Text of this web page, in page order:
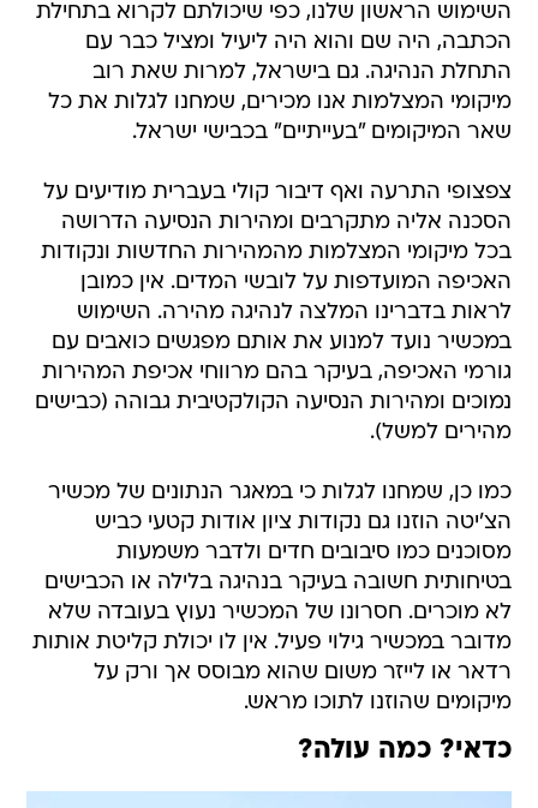
השימוש הראשון שלנו, כפי שיכולתם לקרוא בתחילת
הכתבה, היה שם והוא היה ליעיל ומציל כבר עם
התחלת הנהיגה. גם בישראל, למרות שאת רוב
מיקומי המצלמות אנו מכירים, שמחנו לגלות את כל
שאר המיקומים "בעייתיים" בכבישי ישראל.
צפצופי התרעה ואף דיבור קולי בעברית מודיעים על
הסכנה אליה מתקרבים ומהירות הנסיעה הדרושה
בכל מיקומי המצלמות מהמהירות החדשות ונקודות
האכיפה המועדפות על לובשי המדים. אין כמובן
לראות בדברינו המלצה לנהיגה מהירה. השימוש
במכשיר נועד למנוע את אותם מפגשים כואבים עם
גורמי האכיפה, בעיקר בהם מרווחי אכיפת המהירות
נמוכים ומהירות הנסיעה הקולקטיבית גבוהה (כבישים
מהירים למשל).
כמו כן, שמחנו לגלות כי במאגר הנתונים של מכשיר
הצ'יטה הוזנו גם נקודות ציון אודות קטעי כביש
מסוכנים כמו סיבובים חדים ולדבר משמעות
בטיחותית חשובה בעיקר בנהיגה בלילה או הכבישים
לא מוכרים. חסרונו של המכשיר נעוץ בעובדה שלא
מדובר במכשיר גילוי פעיל. אין לו יכולת קליטת אותות
רדאר או לייזר משום שהוא מבוסס אך ורק על
מיקומים שהוזנו לתוכו מראש.
כדאי? כמה עולה?